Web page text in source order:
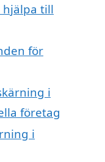
hjälpa till
för
i
företag
i